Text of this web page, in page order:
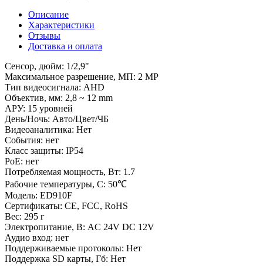
Описание
Характеристики
Отзывы
Доставка и оплата
Сенсор, дюйм: 1/2,9"
Максимальное разрешение, МП: 2 MP
Тип видеосигнала: AHD
Объектив, мм: 2,8 ~ 12 mm
АРУ: 15 уровней
День/Ночь: Авто/Цвет/ЧБ
Видеоаналитика: Нет
События: нет
Класс защиты: IP54
PoE: нет
Потребляемая мощность, Вт: 1.7
Рабочие температуры, С: 50℃
Модель: ED910F
Сертификаты: CE, FCC, RoHS
Вес: 295 г
Электропитание, В: AC 24V DC 12V
Аудио вход: нет
Поддерживаемые протоколы: Нет
Поддержка SD карты, Гб: Нет